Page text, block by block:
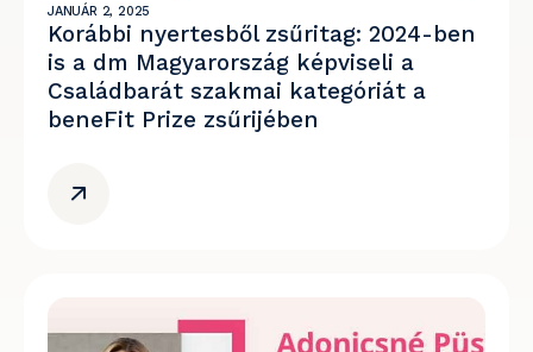
JANUÁR 2, 2025
Korábbi nyertesből zsűritag: 2024-ben
is a dm Magyarország képviseli a
Családbarát szakmai kategóriát a
beneFit Prize zsűrijében